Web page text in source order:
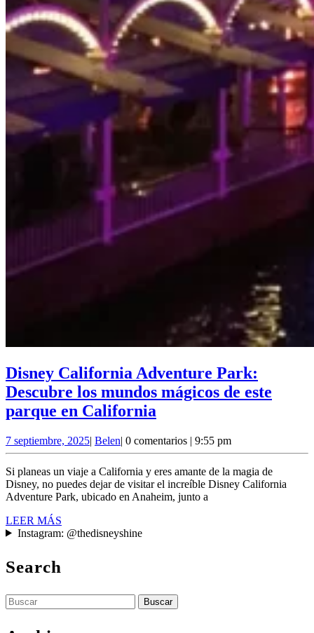
Disney California Adventure Park:
Descubre los mundos mágicos de este
parque en California
Adventure
Park:
Descubre
los
parque
7 septiembre, 20257
septiembre,
2025
| BelenBelen
| 0 comentarios | 9:55 pm
Si planeas un viaje a California y eres amante de la magia de
Disney, no puedes dejar de visitar el increíble Disney California
Adventure Park, ubicado en Anaheim, junto a
LEER MÁS
MÁS
Instagram: @thedisneyshine
Search
Buscar: